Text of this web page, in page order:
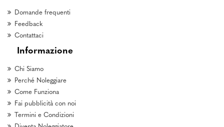
Domande frequenti
Feedback
Contattaci
Informazione
Chi Siamo
Perché Noleggiare
Come Funziona
Fai pubblicità con noi
Termini e Condizioni